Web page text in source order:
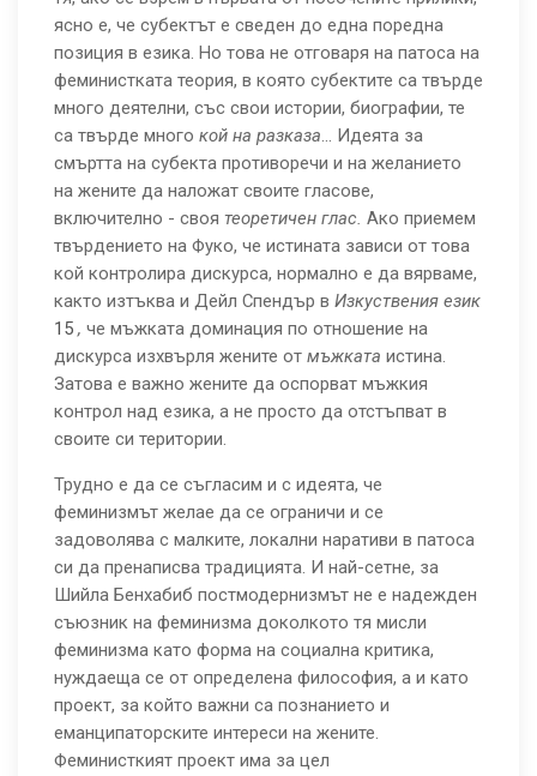
ясно е, че субектът е сведен до една поредна
позиция в езика. Но това не отговаря на патоса на
феминистката теория, в която субектите са твърде
много деятелни, със свои истории, биографии, те
са твърде много кой на разказа... Идеята за
смъртта на субекта противоречи и на желанието
на жените да наложат своите гласове,
включително - своя теоретичен глас. Ако приемем
твърдението на Фуко, че истината зависи от това
кой контролира дискурса, нормално е да вярваме,
както изтъква и Дейл Спендър в Изкуствения език
15 , че мъжката доминация по отношение на
дискурса изхвърля жените от мъжката истина.
Затова е важно жените да оспорват мъжкия
контрол над езика, а не просто да отстъпват в
своите си територии.
Трудно е да се съгласим и с идеята, че
феминизмът желае да се ограничи и се
задоволява с малките, локални наративи в патоса
си да пренаписва традицията. И най-сетне, за
Шийла Бенхабиб постмодернизмът не е надежден
съюзник на феминизма доколкото тя мисли
феминизма като форма на социална критика,
нуждаеща се от определена философия, а и като
проект, за който важни са познанието и
еманципаторските интереси на жените.
Феминисткият проект има за цел